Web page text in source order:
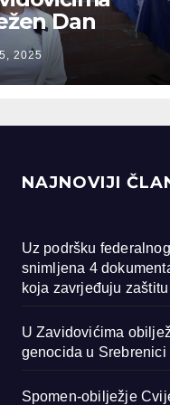
Dan
na žrtve
u
2025
NAJNOVIJI
Uz podršku
snimljena 4
koja zavrjeđuju
U Zavidovićima
genocida u Srebrenici
Spomen-obilježje